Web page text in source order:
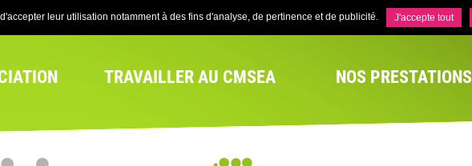
TRAVAILLER AU CMSEA NOS PRESTATIONS
leur utilisation notamment à des fins d'analyse, de pertinence et de publicité. J'accepte tout